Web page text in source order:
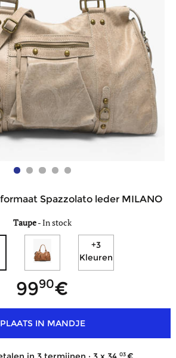
Spazzolato leder MILANO
Taupe-In stock
+3
Kleuren
9990
PLAATS IN MANDJE
03